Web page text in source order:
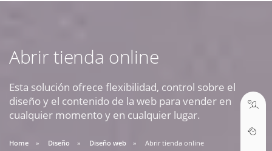
Abrir tienda online
Esta solución ofrece flexibilidad, control sobre el
diseño y el contenido de la web para vender en
cualquier momento y en cualquier lugar.
Home Diseño Diseño web Abrir tienda online
09:30 AM A 18:30 PM
soporte@webseo.cl
ABRIR TICKET